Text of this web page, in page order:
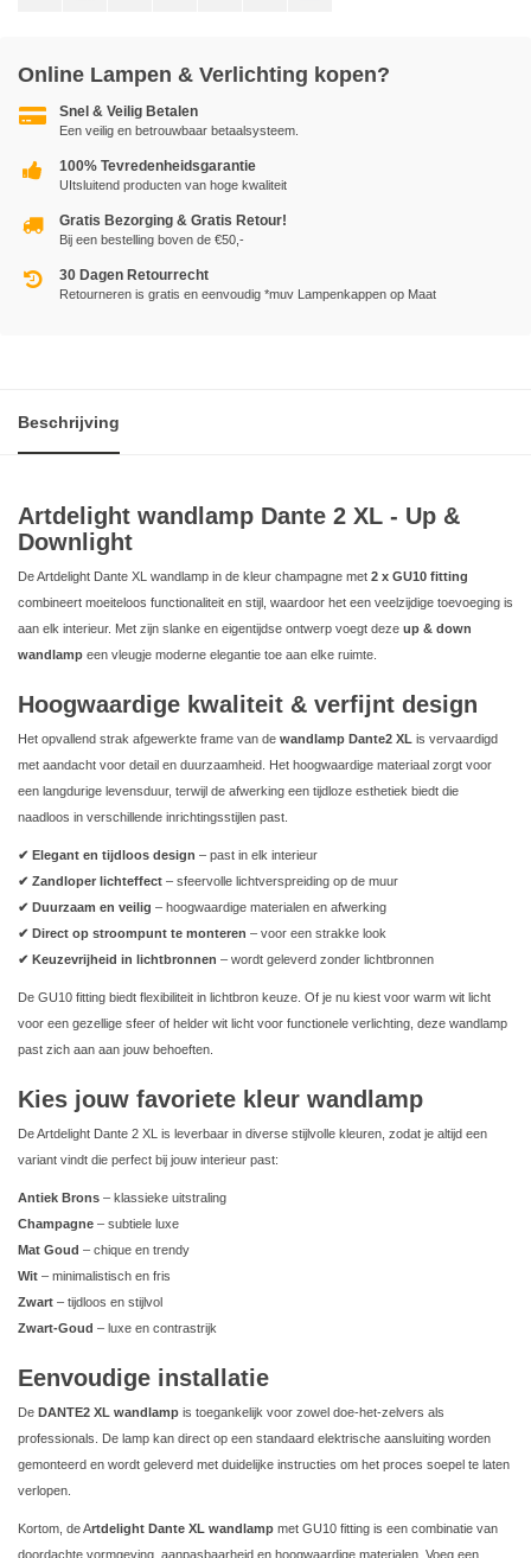
Online Lampen & Verlichting kopen?
Snel & Veilig Betalen
Een veilig en betrouwbaar betaalsysteem.
100% Tevredenheidsgarantie
UItsluitend producten van hoge kwaliteit
Gratis Bezorging & Gratis Retour!
Bij een bestelling boven de €50,-
30 Dagen Retourrecht
Retourneren is gratis en eenvoudig *muv Lampenkappen op Maat
Beschrijving
Artdelight wandlamp Dante 2 XL - Up &
Downlight
De Artdelight Dante XL wandlamp in de kleur champagne met 2 x GU10 fitting
combineert moeiteloos functionaliteit en stijl, waardoor het een veelzijdige toevoeging is
aan elk interieur. Met zijn slanke en eigentijdse ontwerp voegt deze up & down
wandlamp een vleugje moderne elegantie toe aan elke ruimte.
Hoogwaardige kwaliteit & verfijnt design
Het opvallend strak afgewerkte frame van de wandlamp Dante2 XL is vervaardigd
met aandacht voor detail en duurzaamheid. Het hoogwaardige materiaal zorgt voor
een langdurige levensduur, terwijl de afwerking een tijdloze esthetiek biedt die
naadloos in verschillende inrichtingsstijlen past.
✔ Elegant en tijdloos design – past in elk interieur
✔ Zandloper lichteffect – sfeervolle lichtverspreiding op de muur
✔ Duurzaam en veilig – hoogwaardige materialen en afwerking
✔ Direct op stroompunt te monteren – voor een strakke look
✔ Keuzevrijheid in lichtbronnen – wordt geleverd zonder lichtbronnen
De GU10 fitting biedt flexibiliteit in lichtbron keuze. Of je nu kiest voor warm wit licht
voor een gezellige sfeer of helder wit licht voor functionele verlichting, deze wandlamp
past zich aan aan jouw behoeften.
Kies jouw favoriete kleur wandlamp
De Artdelight Dante 2 XL is leverbaar in diverse stijlvolle kleuren, zodat je altijd een
variant vindt die perfect bij jouw interieur past:
Antiek Brons – klassieke uitstraling
Champagne – subtiele luxe
Mat Goud – chique en trendy
Wit – minimalistisch en fris
Zwart – tijdloos en stijlvol
Zwart-Goud – luxe en contrastrijk
Eenvoudige installatie
De DANTE2 XL wandlamp is toegankelijk voor zowel doe-het-zelvers als
professionals. De lamp kan direct op een standaard elektrische aansluiting worden
gemonteerd en wordt geleverd met duidelijke instructies om het proces soepel te laten
verlopen.
Kortom, de Artdelight Dante XL wandlamp met GU10 fitting is een combinatie van
doordachte vormgeving, aanpasbaarheid en hoogwaardige materialen. Voeg een